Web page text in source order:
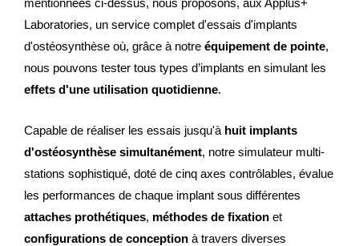
Laboratories, un service complet d'essais d'implants
d'ostéosynthèse où, grâce à notre équipement de pointe,
nous pouvons tester tous types d’implants en simulant les
effets d'une utilisation quotidienne.
Capable de réaliser les essais jusqu'à huit implants
d'ostéosynthèse simultanément, notre simulateur multi-
stations sophistiqué, doté de cinq axes contrôlables, évalue
les performances de chaque implant sous différentes
attaches prothétiques, méthodes de fixation et
configurations de conception à travers diverses